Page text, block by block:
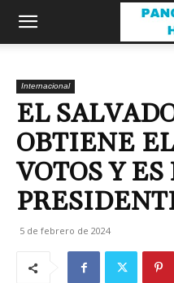
Internacional
EL
OBTIENE
VOTOS Y
5 de febrero de 2024